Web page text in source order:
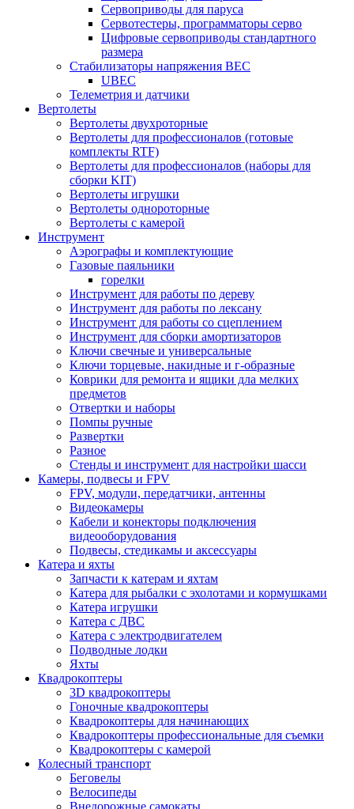
Сервоприводы для паруса
Сервотестеры, программаторы серво
Цифровые сервоприводы стандартного
размера
Стабилизаторы напряжения BEC
UBEC
Телеметрия и датчики
Вертолеты
Вертолеты двухроторные
Вертолеты для профессионалов (готовые
комплекты RTF)
Вертолеты для профессионалов (наборы для
сборки KIT)
Вертолеты игрушки
Вертолеты однороторные
Вертолеты с камерой
Инструмент
Аэрографы и комплектующие
Газовые паяльники
горелки
Инструмент для работы по дереву
Инструмент для работы по лексану
Инструмент для работы со сцеплением
Инструмент для сборки амортизаторов
Ключи свечные и универсальные
Ключи торцевые, накидные и г-образные
Коврики для ремонта и ящики дла мелких
предметов
Отвертки и наборы
Помпы ручные
Развертки
Разное
Стенды и инструмент для настройки шасси
Камеры, подвесы и FPV
FPV, модули, передатчики, антенны
Видеокамеры
Кабели и конекторы подключения
видеооборудования
Подвесы, стедикамы и аксессуары
Катера и яхты
Запчасти к катерам и яхтам
Катера для рыбалки с эхолотами и кормушками
Катера игрушки
Катера с ДВС
Катера с электродвигателем
Подводные лодки
Яхты
Квадрокоптеры
3D квадрокоптеры
Гоночные квадрокоптеры
Квадрокоптеры для начинающих
Квадрокоптеры профессиональные для съемки
Квадрокоптеры с камерой
Колесный транспорт
Беговелы
Велосипеды
Внедорожные самокаты